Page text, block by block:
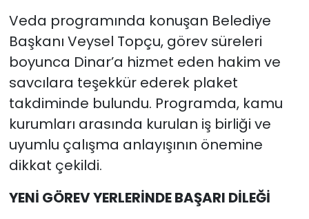
Veda programında konuşan Belediye
Başkanı Veysel Topçu, görev süreleri
boyunca Dinar’a hizmet eden hakim ve
savcılara teşekkür ederek plaket
takdiminde bulundu. Programda, kamu
kurumları arasında kurulan iş birliği ve
uyumlu çalışma anlayışının önemine
dikkat çekildi.
YENİ GÖREV YERLERİNDE BAŞARI DİLEĞİ